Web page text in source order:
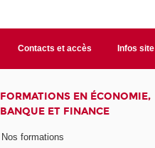
Contacts et accès Infos site
FORMATIONS EN ÉCONOMIE,
BANQUE ET FINANCE
Nos formations